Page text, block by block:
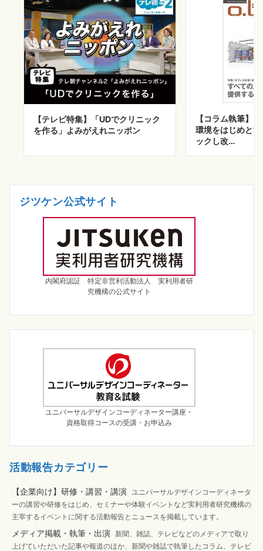
【テレビ特集】「UDでクリニック
を作る」よみがえれニッポン
【コラム執筆】
環境をはじめと
ックし改…
ジツケン公式サイト
内閣府認証 特定非営利活動法人 実利用者研
究機構の公式サイト
ユニバーサルデザインコーディネーター講座・
資格取得コースの受講・お申込み
活動報告カテゴリー
【企業向け】研修・講習・講演 ユニバーサルデザインコーディネータ
ーの講習や研修をはじめ、セミナーや体験イベントなど実利用者研究機構の
主宰するイベントに関する活動報告とニュースを掲載しています。
メディア掲載・執筆・出演
新聞、雑誌、テレビなどのメディアで取り
上げていただいた記事や報道のほか、新聞や雑誌で執筆したコラム、テレビ